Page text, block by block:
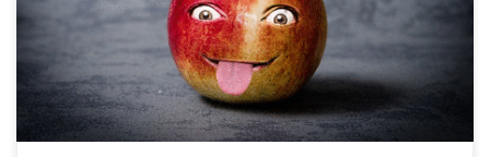
https://09.cbdsb.fr/ – https://46.cbdsb.fr/ – https://65.cbdsb.fr/ –
https://66.cbdsb.fr/ Feuilles d’inscriptions concours